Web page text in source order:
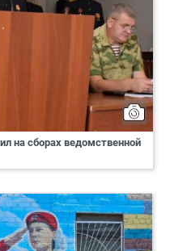
на сборах ведомственной